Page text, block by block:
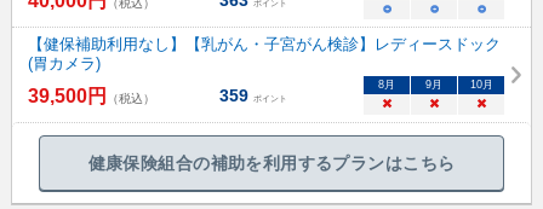
（税込） ポイント ○ ○ ○
【健保補助利用なし】【乳がん・子宮がん検診】レディースドック
(胃カメラ)
39,500円 （税込） 359 ポイント
8月 9月 10月
× × ×
健康保険組合の補助を利用するプランはこちら